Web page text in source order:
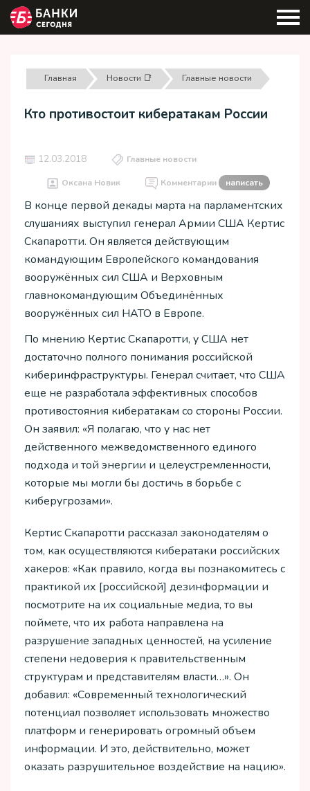
Главная Новости 📑 Главные новости
Кто противостоит кибератакам России
12.03.2018 Главные новости
Оксана Новик Комментарии написать
В конце первой декады марта на парламентских
слушаниях выступил генерал Армии США Кертис
Скапаротти. Он является действующим
командующим Европейского командования
вооружённых сил США и Верховным
главнокомандующим Объединённых
вооружённых сил НАТО в Европе.
По мнению Кертис Скапаротти, у США нет
достаточно полного понимания российской
киберинфраструктуры. Генерал считает, что США
еще не разработала эффективных способов
противостояния кибератакам со стороны России.
Он заявил: «Я полагаю, что у нас нет
действенного межведомственного единого
подхода и той энергии и целеустремленности,
которые мы могли бы достичь в борьбе с
киберугрозами».
Кертис Скапаротти рассказал законодателям о
том, как осуществляются кибератаки российских
хакеров: «Как правило, когда вы познакомитесь с
практикой их [российской] дезинформации и
посмотрите на их социальные медиа, то вы
поймете, что их работа направлена на
разрушение западных ценностей, на усиление
степени недоверия к правительственным
структурам и представителям власти…». Он
добавил: «Современный технологический
потенциал позволяет использовать множество
платформ и генерировать огромный объем
информации. И это, действительно, может
оказать разрушительное воздействие на нацию».